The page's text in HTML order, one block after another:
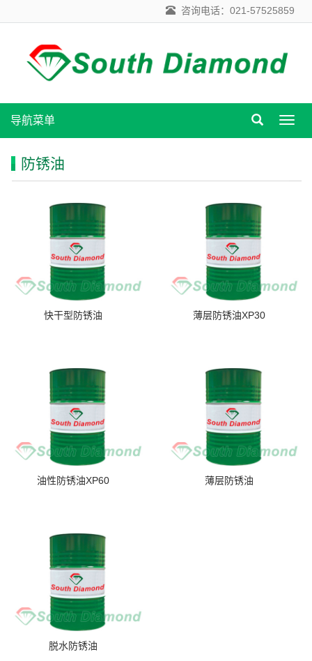
咨询电话：021-57525859
导
航
导航菜单
防锈油
快干型防锈油 薄层防锈油XP30
油性防锈油XP60 薄层防锈油
脱水防锈油